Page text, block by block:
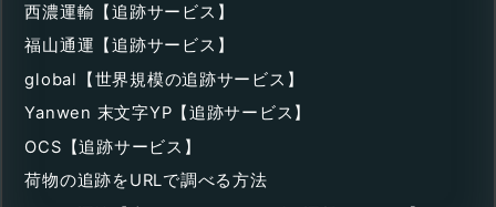
西濃運輸【追跡サービス】
福山通運【追跡サービス】
global【世界規模の追跡サービス】
Yanwen 末文字YP【追跡サービス】
OCS【追跡サービス】
荷物の追跡をURLで調べる方法